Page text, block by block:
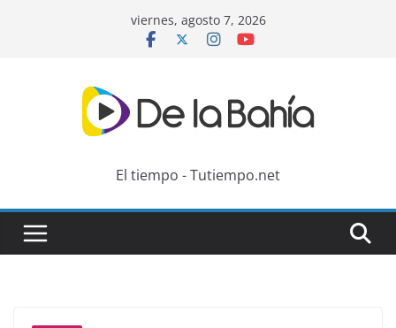
viernes, agosto 7, 2026
El tiempo - Tutiempo.net